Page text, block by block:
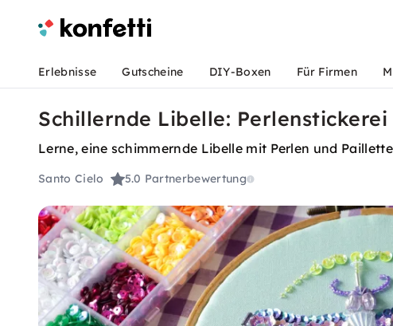
Erlebnisse Gutscheine DIY-Boxen Für Firmen
Schillernde Libelle: Perlenstickerei
Lerne, eine schimmernde Libelle mit Perlen und
Santo Cielo 5.0 Partnerbewertung